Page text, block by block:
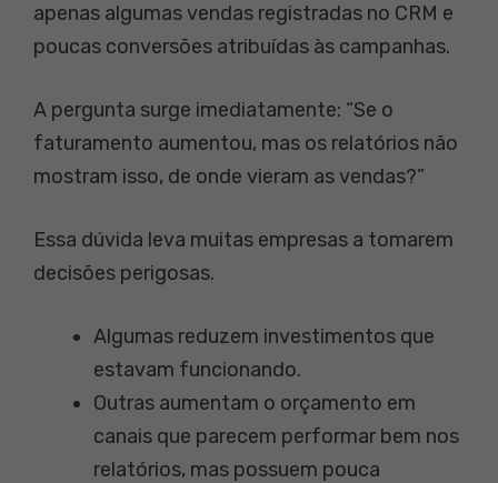
apenas algumas vendas registradas no CRM e
poucas conversões atribuídas às campanhas.
A pergunta surge imediatamente: “Se o
faturamento aumentou, mas os relatórios não
mostram isso, de onde vieram as vendas?”
Essa dúvida leva muitas empresas a tomarem
decisões perigosas.
Algumas reduzem investimentos que
estavam funcionando.
Outras aumentam o orçamento em
canais que parecem performar bem nos
relatórios, mas possuem pouca